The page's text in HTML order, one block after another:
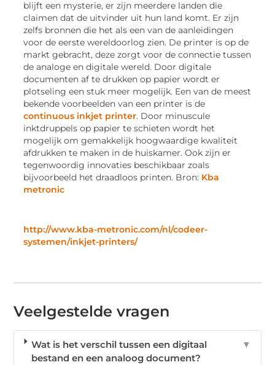
blijft een mysterie, er zijn meerdere landen die
claimen dat de uitvinder uit hun land komt. Er zijn
zelfs bronnen die het als een van de aanleidingen
voor de eerste wereldoorlog zien. De printer is op de
markt gebracht, deze zorgt voor de connectie tussen
de analoge en digitale wereld. Door digitale
documenten af te drukken op papier wordt er
plotseling een stuk meer mogelijk. Een van de meest
bekende voorbeelden van een printer is de
continuous inkjet printer. Door minuscule
inktdruppels op papier te schieten wordt het
mogelijk om gemakkelijk hoogwaardige kwaliteit
afdrukken te maken in de huiskamer. Ook zijn er
tegenwoordig innovaties beschikbaar zoals
bijvoorbeeld het draadloos printen. Bron: Kba
metronic
http://www.kba-metronic.com/nl/codeer-
systemen/inkjet-printers/
Veelgestelde vragen
Wat is het verschil tussen een digitaal
bestand en een analoog document?
▼